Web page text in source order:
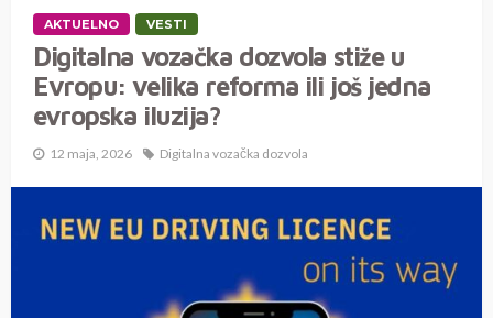
AKTUELNO VESTI
Digitalna vozačka dozvola stiže u
Evropu: velika reforma ili još jedna
evropska iluzija?
12 maja, 2026 Digitalna vozačka dozvola